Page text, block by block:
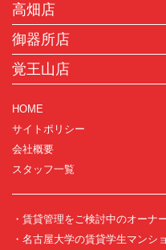
高畑店
御器所店
覚王山店
HOME
サイトポリシー
会社概要
スタッフ一覧
・賃貸管理をご検討中のオーナ
・名古屋大学の賃貸学生マンシ